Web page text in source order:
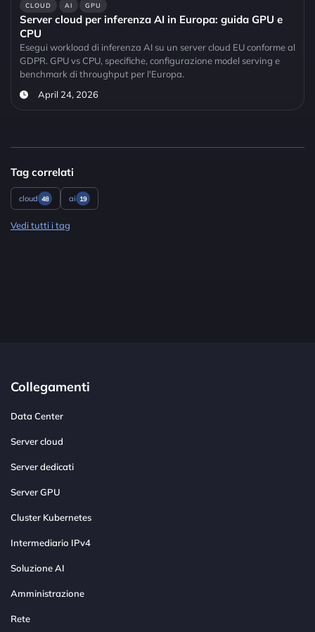
CLOUD AI GPU
Server cloud per inferenza AI in Europa: guida GPU e
CPU
Esegui workload di inferenza AI su un server cloud EU conforme al
GDPR. GPU vs CPU, specifiche, configurazione model serving e
benchmark di throughput per l'Europa.
April 24, 2026
Tag correlati
cloud 48 ai 19
Vedi tutti i tag
Collegamenti
Data Center
Server cloud
Server dedicati
Server GPU
Cluster Kubernetes
Intermediario IPv4
Soluzione AI
Amministrazione
Rete